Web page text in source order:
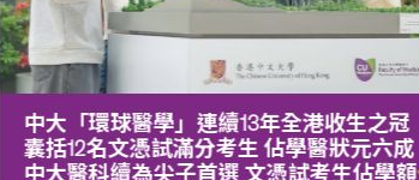
中大「環球醫學」連續13年全港收生之冠
囊括12名文憑試滿分考生 佔學醫狀元六成
中大醫科續為尖子首選 文憑試考生佔學額